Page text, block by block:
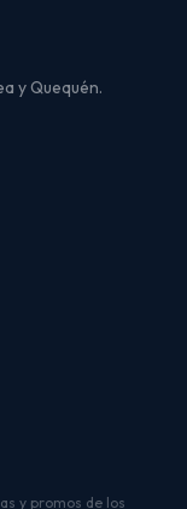
y Quequén.
y promos de los